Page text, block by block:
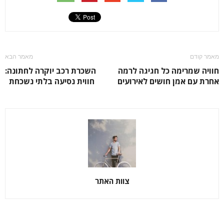
מאמר קודם
חוויה שמרימה כל חגיגה לרמה
אחרת עם אמן חושים לאירועים
מאמר הבא
השכרת רכב יוקרה לחתונה:
חווית נסיעה בלתי נשכחת
צוות האתר